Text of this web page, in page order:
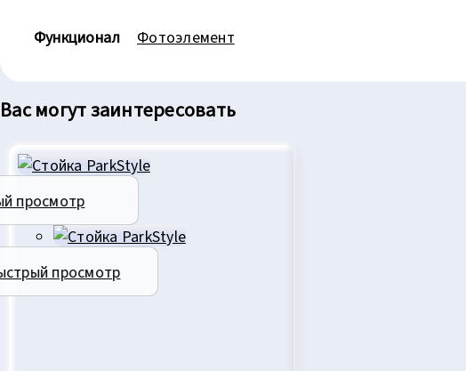
Функционал Фотоэлемент
Ваc могут заинтересовать
просмотр
просмотр